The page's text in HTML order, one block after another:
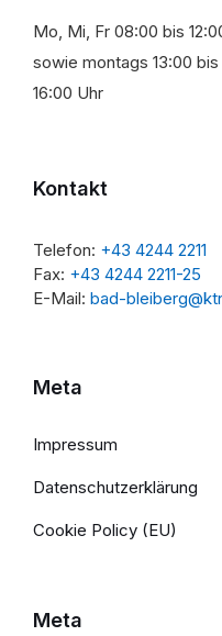
Mo, Mi, Fr 08:00 bis
sowie montags 13:00
16:00 Uhr
Kontakt
Telefon: +43 4244 2211
Fax: +43 4244 2211-25
E-Mail: bad-
Meta
Impressum
Datenschutzerklärung
Cookie Policy (EU)
Meta